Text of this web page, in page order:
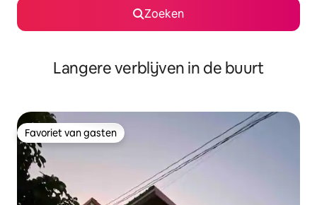
Zoeken
Langere verblijven in de buurt
Favoriet van gasten
Favoriet van gasten